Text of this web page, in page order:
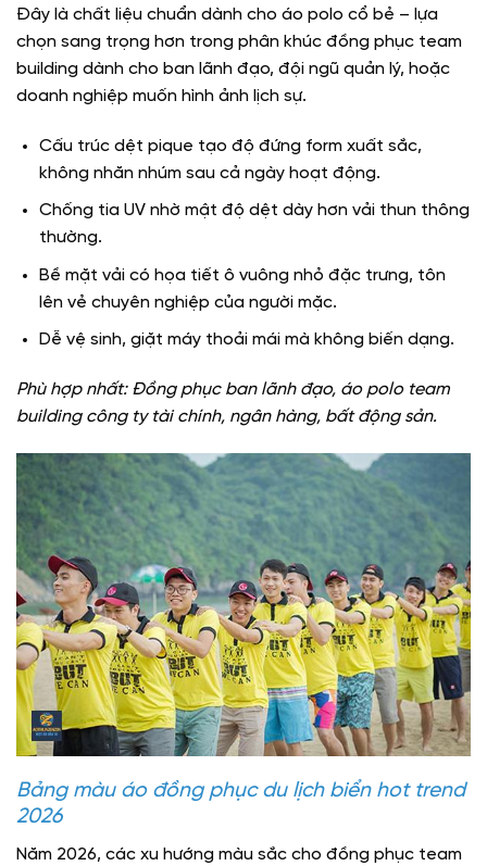
Đây là chất liệu chuẩn dành cho áo polo cổ bẻ – lựa
chọn sang trọng hơn trong phân khúc đồng phục team
building dành cho ban lãnh đạo, đội ngũ quản lý, hoặc
doanh nghiệp muốn hình ảnh lịch sự.
Cấu trúc dệt pique tạo độ đứng form xuất sắc,
không nhăn nhúm sau cả ngày hoạt động.
Chống tia UV nhờ mật độ dệt dày hơn vải thun thông
thường.
Bề mặt vải có họa tiết ô vuông nhỏ đặc trưng, tôn
lên vẻ chuyên nghiệp của người mặc.
Dễ vệ sinh, giặt máy thoải mái mà không biến dạng.
Phù hợp nhất: Đồng phục ban lãnh đạo, áo polo team
building công ty tài chính, ngân hàng, bất động sản.
Bảng màu áo đồng phục du lịch biển hot trend
2026
Năm 2026, các xu hướng màu sắc cho đồng phục team